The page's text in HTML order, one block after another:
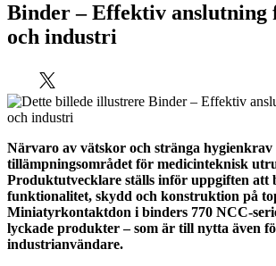
Binder – Effektiv anslutning
och industri
Närvaro av vätskor och stränga
tillämpningsområdet för medicinteknisk
Produktutvecklare ställs inför uppgiften att
funktionalitet, skydd och konstruktion på
Miniatyrkontaktdon i binders 770 NCC-
lyckade produkter – som är till nytta även
industrianvändare.